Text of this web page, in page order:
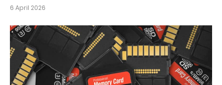
6 April 2026